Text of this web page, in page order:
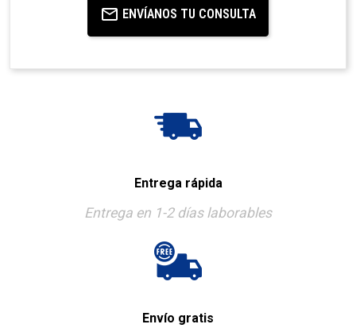
ENVÍANOS TU CONSULTA
Entrega rápida
Entrega en 1-2 días laborables
Envío gratis